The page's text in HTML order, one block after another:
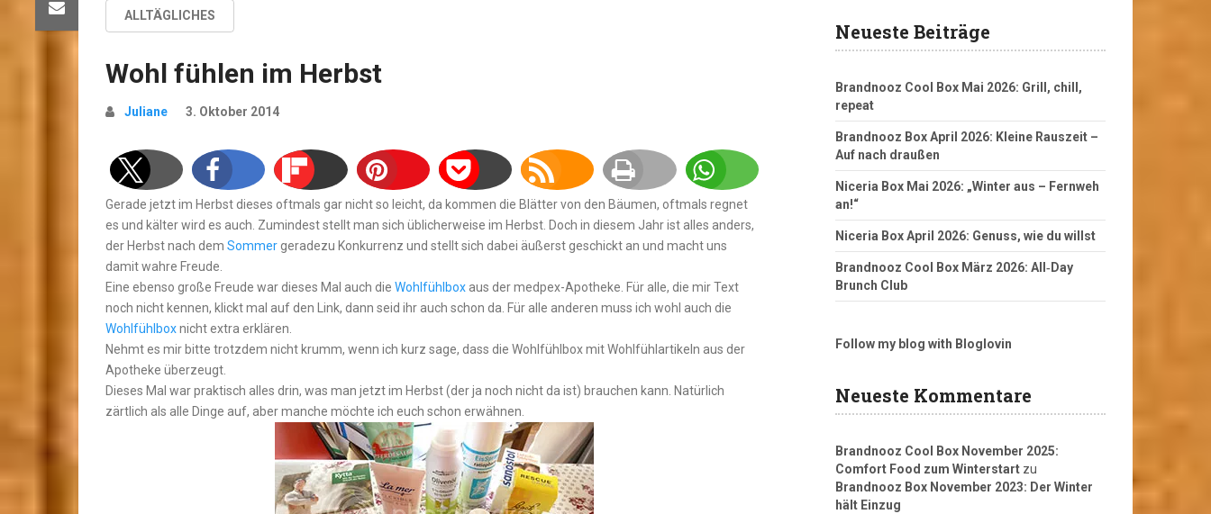
ALLTÄGLICHES
Wohl fühlen im Herbst
Juliane 3. Oktober 2014
Gerade jetzt im Herbst dieses oftmals gar nicht so leicht, da kommen die Blätter von den Bäumen, oftmals regnet
es und kälter wird es auch. Zumindest stellt man sich üblicherweise im Herbst. Doch in diesem Jahr ist alles anders,
der Herbst nach dem Sommer geradezu Konkurrenz und stellt sich dabei äußerst geschickt an und macht uns
damit wahre Freude.
Eine ebenso große Freude war dieses Mal auch die Wohlfühlbox aus der medpex-Apotheke. Für alle, die mir Text
noch nicht kennen, klickt mal auf den Link, dann seid ihr auch schon da. Für alle anderen muss ich wohl auch die
Wohlfühlboxnicht extra erklären.
Nehmt es mir bitte trotzdem nicht krumm, wenn ich kurz sage, dass die Wohlfühlbox mit Wohlfühlartikeln aus der
Apotheke überzeugt.
Dieses Mal war praktisch alles drin, was man jetzt im Herbst (der ja noch nicht da ist) brauchen kann. Natürlich
zärtlich als alle Dinge auf, aber manche möchte ich euch schon erwähnen.
Neueste Beiträge
Brandnooz Cool Box Mai 2026: Grill, chill,
repeat
Brandnooz Box April 2026: Kleine Rauszeit –
Auf nach draußen
Niceria Box Mai 2026: „Winter aus – Fernweh
an!“
Niceria Box April 2026: Genuss, wie du willst
Brandnooz Cool Box März 2026: All‑Day
Brunch Club
Follow my blog with Bloglovin
Neueste Kommentare
Brandnooz Cool Box November 2025:
Comfort Food zum Winterstart zu
Brandnooz Box November 2023: Der Winter
hält Einzug